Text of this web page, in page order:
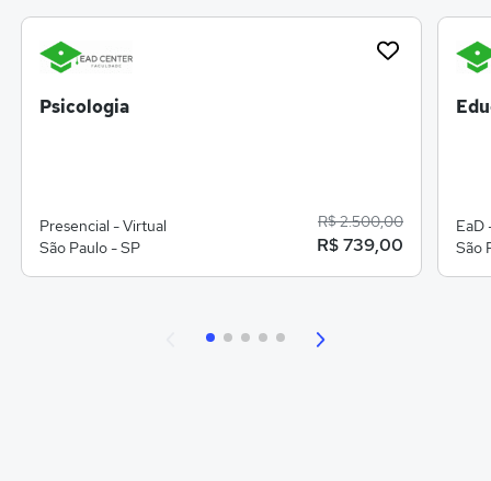
Psicologia
Presencial - Virtual
São Paulo - SP
R$ 2.500,00
R$ 739,00
EaD
São